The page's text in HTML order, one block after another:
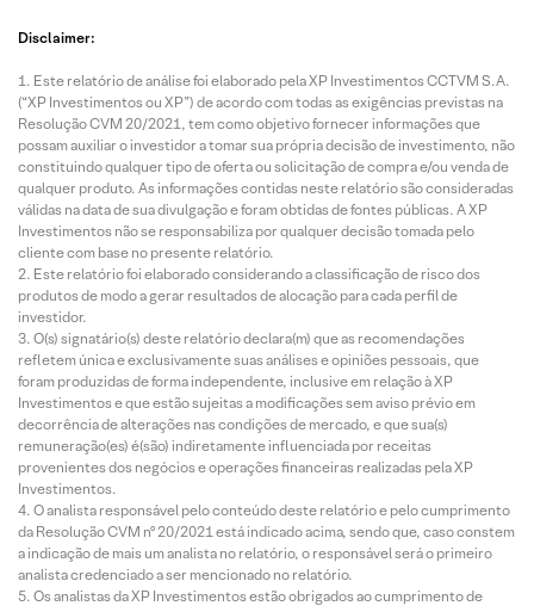
Disclaimer:
Este relatório de análise foi elaborado pela XP Investimentos CCTVM S.A.
(“XP Investimentos ou XP”) de acordo com todas as exigências previstas na
Resolução CVM 20/2021, tem como objetivo fornecer informações que
possam auxiliar o investidor a tomar sua própria decisão de investimento, não
constituindo qualquer tipo de oferta ou solicitação de compra e/ou venda de
qualquer produto. As informações contidas neste relatório são consideradas
válidas na data de sua divulgação e foram obtidas de fontes públicas. A XP
Investimentos não se responsabiliza por qualquer decisão tomada pelo
cliente com base no presente relatório.
Este relatório foi elaborado considerando a classificação de risco dos
produtos de modo a gerar resultados de alocação para cada perfil de
investidor.
O(s) signatário(s) deste relatório declara(m) que as recomendações
refletem única e exclusivamente suas análises e opiniões pessoais, que
foram produzidas de forma independente, inclusive em relação à XP
Investimentos e que estão sujeitas a modificações sem aviso prévio em
decorrência de alterações nas condições de mercado, e que sua(s)
remuneração(es) é(são) indiretamente influenciada por receitas
provenientes dos negócios e operações financeiras realizadas pela XP
Investimentos.
O analista responsável pelo conteúdo deste relatório e pelo cumprimento
da Resolução CVM nº 20/2021 está indicado acima, sendo que, caso constem
a indicação de mais um analista no relatório, o responsável será o primeiro
analista credenciado a ser mencionado no relatório.
Os analistas da XP Investimentos estão obrigados ao cumprimento de